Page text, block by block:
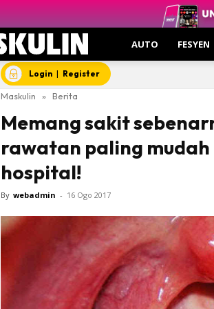
AUTO FESYEN
Login | Register
Maskulin » Berita
Memang sakit
rawatan paling mudah
hospital!
By webadmin - 16 Ogo 2017